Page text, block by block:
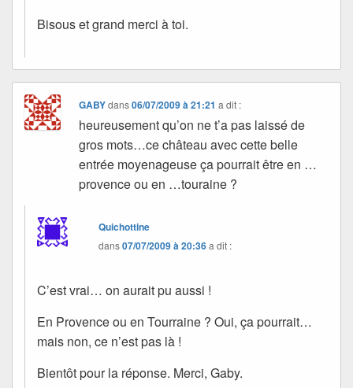
Bisous et grand merci à toi.
GABYdans06/07/2009 à 21:21 a dit :
heureusement qu’on ne t’a pas laissé de
gros mots…ce château avec cette belle
entrée moyenageuse ça pourrait être en …
provence ou en …touraine ?
Quichottine
dans07/07/2009 à 20:36a dit :
C’est vrai… on aurait pu aussi !
En Provence ou en Tourraine ? Oui, ça pourrait…
mais non, ce n’est pas là !
Bientôt pour la réponse. Merci, Gaby.